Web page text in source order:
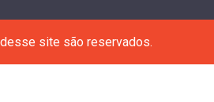
site são reservados.